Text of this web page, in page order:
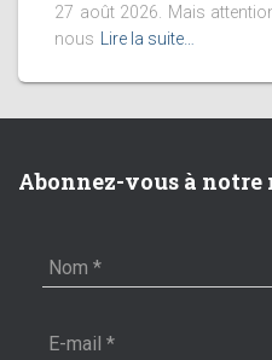
27 août 2026. Mais
nous Lire la suite…
Abonnez-vous à